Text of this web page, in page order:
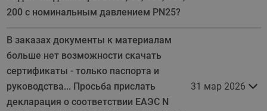
200 с номинальным давлением PN25?
В заказах документы к материалам
больше нет возможности скачать
сертификаты - только паспорта и
руководства... Просьба прислать
декларация о соответствии ЕАЭС N
31 мар 2026